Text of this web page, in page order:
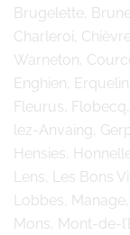
Brugelette,
Charleroi,
Warneton,
Enghien,
Fleurus,
lez-Anvaing,
Hensies,
Lens, Les Bons
Lobbes,
Mons, Mont-de-